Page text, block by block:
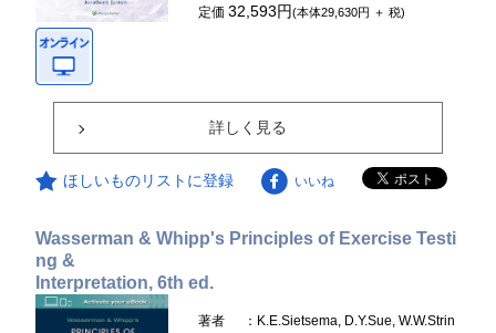
定価32,593円(本体29,630円 ＋ 税)
詳しく見る
ほしいものリストに登録 いいね
Wasserman & Whipp's Principles of Exercise Testi
ng &
Interpretation, 6th ed.
著者
：K.E.Sietsema, D.Y.Sue, W.W.Strin